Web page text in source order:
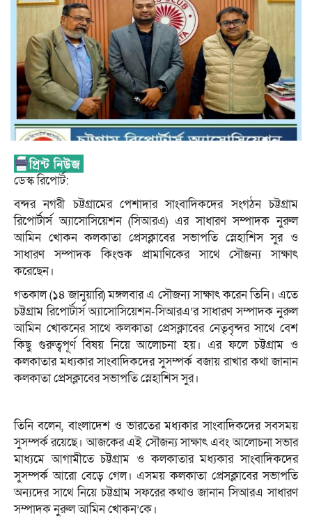
ডেস্ক রিপোর্ট:
বন্দর নগরী চট্টগ্রামের পেশাদার সাংবাদিকদের সংগঠন চট্টগ্রাম
রিপোর্টার্স অ্যাসোসিয়েশন (সিআরএ) এর সাধারণ সম্পাদক নুরুল
আমিন খোকন কলকাতা প্রেসক্লাবের সভাপতি স্নেহাশিস সুর ও
সাধারণ সম্পাদক কিংশুক প্রামাণিকের সাথে সৌজন্য সাক্ষাৎ
করেছেন।
গতকাল (১৪ জানুয়ারি) মঙ্গলবার এ সৌজন্য সাক্ষাৎ করেন তিনি। এতে
চট্টগ্রাম রিপোর্টার্স অ্যাসোসিয়েশন-সিআরএ’র সাধারণ সম্পাদক নুরুল
আমিন খোকনের সাথে কলকাতা প্রেসক্লাবের নেতৃবৃন্দর সাথে বেশ
কিছু গুরুত্বপূর্ণ বিষয় নিয়ে আলোচনা হয়। এর ফলে চট্টগ্রাম ও
কলকাতার মধ্যকার সাংবাদিকদের সুসম্পর্ক বজায় রাখার কথা জানান
কলকাতা প্রেসক্লাবের সভাপতি স্নেহাশিস সুর।
তিনি বলেন, বাংলাদেশ ও ভারতের মধ্যকার সাংবাদিকদের সবসময়
সুসম্পর্ক রয়েছে। আজকের এই সৌজন্য সাক্ষাৎ এবং আলোচনা সভার
মাধ্যমে আগামীতে চট্টগ্রাম ও কলকাতার মধ্যকার সাংবাদিকদের
সুসম্পর্ক আরো বেড়ে গেল। এসময় কলকাতা প্রেসক্লাবের সভাপতি
অন্যদের সাথে নিয়ে চট্টগ্রাম সফরের কথাও জানান সিআরএ সাধারণ
সম্পাদক নুরুল আমিন খোকন’কে।